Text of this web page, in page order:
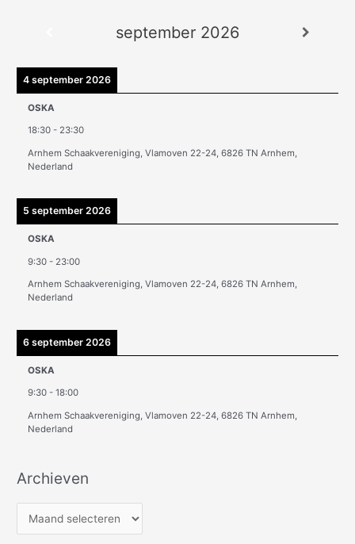
september 2026
4 september 2026
OSKA
18:30 - 23:30
Arnhem Schaakvereniging, Vlamoven 22-24, 6826 TN Arnhem,
Nederland
5 september 2026
OSKA
9:30 - 23:00
Arnhem Schaakvereniging, Vlamoven 22-24, 6826 TN Arnhem,
Nederland
6 september 2026
OSKA
9:30 -18:00
Arnhem Schaakvereniging, Vlamoven 22-24, 6826 TN Arnhem,
Nederland
Archieven
e